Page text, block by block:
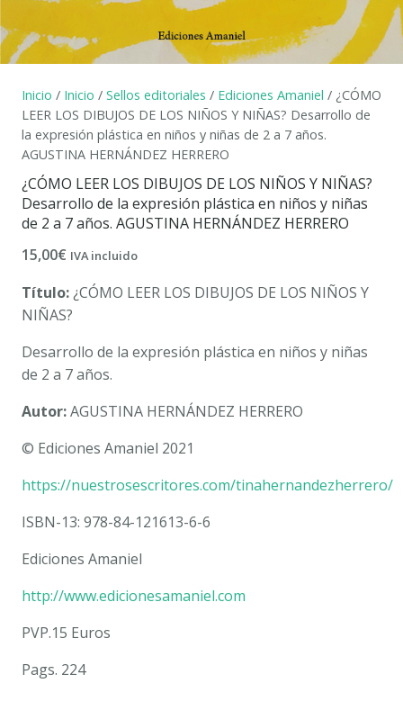
Inicio / Inicio / Sellos editoriales / Ediciones Amaniel / ¿CÓMO
LEER LOS DIBUJOS DE LOS NIÑOS Y NIÑAS? Desarrollo de
la expresión plástica en niños y niñas de 2 a 7 años.
AGUSTINA HERNÁNDEZ HERRERO
¿CÓMO LEER LOS DIBUJOS DE LOS NIÑOS Y NIÑAS?
Desarrollo de la expresión plástica en niños y niñas
de 2 a 7 años. AGUSTINA HERNÁNDEZ HERRERO
15,00€ IVA incluido
Título: ¿CÓMO LEER LOS DIBUJOS DE LOS NIÑOS Y
NIÑAS?
Desarrollo de la expresión plástica en niños y niñas
de 2 a 7 años.
Autor:AGUSTINA HERNÁNDEZ HERRERO
© Ediciones Amaniel 2021
https://nuestrosescritores.com/tinahernandezherrero/
ISBN-13: 978-84-121613-6-6
Ediciones Amaniel
http://www.edicionesamaniel.com
PVP.15 Euros
Pags. 224